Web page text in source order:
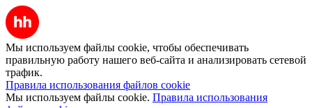
Мы используем файлы cookie, чтобы обеспечивать
правильную работу нашего веб-сайта и анализировать сетевой
трафик.
Правила использования файлов cookie
Мы используем файлы cookie. Правила использования